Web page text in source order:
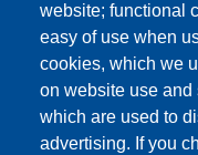
website; functional
easy of use when
cookies, which we
on website use and
which are used to
advertising. If you
Quality Assurance
Partita IVA: